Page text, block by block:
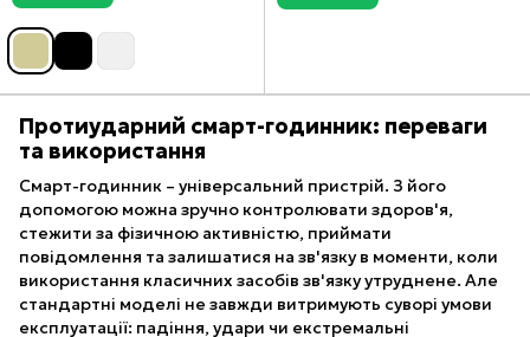
Протиударний смарт-годинник: переваги
та використання
Смарт-годинник – універсальний пристрій. З його
допомогою можна зручно контролювати здоров'я,
стежити за фізичною активністю, приймати
повідомлення та залишатися на зв'язку в моменти, коли
використання класичних засобів зв'язку утруднене. Але
стандартні моделі не завжди витримують суворі умови
експлуатації: падіння, удари чи екстремальні